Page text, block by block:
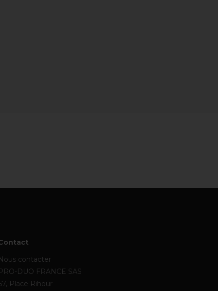
contacter
DUO FRANCE SAS
Place Rihour